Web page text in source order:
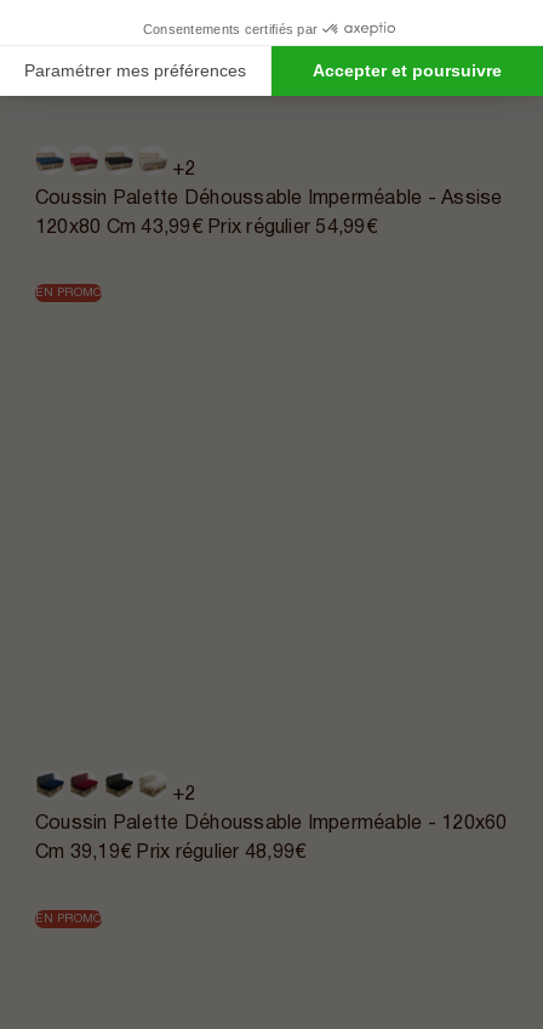
+2
Coussin Palette Déhoussable Imperméable - Assise
120x80 Cm43,99€ Prix régulier 54,99€
EN PROMO
+2
Coussin Palette Déhoussable Imperméable - 120x60
Cm 39,19€ Prix régulier 48,99€
EN PROMO
Consentements certifiés par
Paramétrer mes préférences Accepter et poursuivre